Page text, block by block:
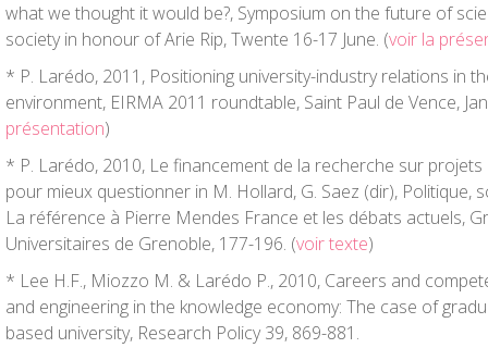
what we thought it would be?, Symposium on the future of
society in honour of Arie Rip, Twente 16-17 June. (voir la
* P. Larédo, 2011, Positioning university-industry relations in
environment, EIRMA 2011 roundtable, Saint Paul de Vence,
présentation)
* P. Larédo, 2010, Le financement de la recherche sur
pour mieux questionner in M. Hollard, G. Saez (dir), Politique,
La référence à Pierre Mendes France et les débats actuels,
Universitaires de Grenoble, 177-196. (voir texte)
* Lee H.F., Miozzo M. & Larédo P., 2010, Careers and
and engineering in the knowledge economy: The case of
based university, Research Policy 39, 869-881.